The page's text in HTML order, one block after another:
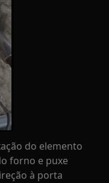
do elemento
forno e puxe
à porta